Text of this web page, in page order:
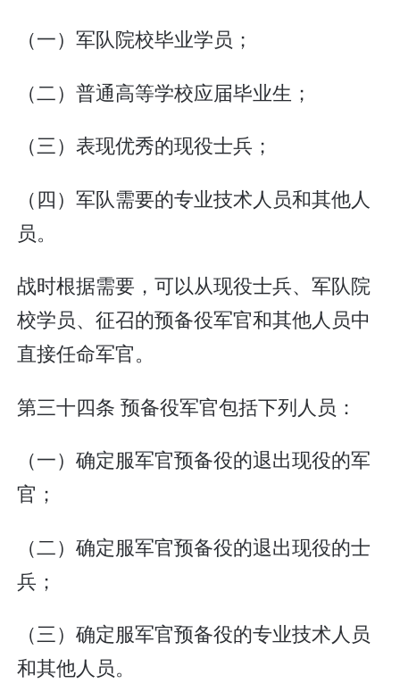
（一）军队院校毕业学员；
（二）普通高等学校应届毕业生；
（三）表现优秀的现役士兵；
（四）军队需要的专业技术人员和其他人
员。
战时根据需要，可以从现役士兵、军队院
校学员、征召的预备役军官和其他人员中
直接任命军官。
第三十四条 预备役军官包括下列人员：
（一）确定服军官预备役的退出现役的军
官；
（二）确定服军官预备役的退出现役的士
兵；
（三）确定服军官预备役的专业技术人员
和其他人员。